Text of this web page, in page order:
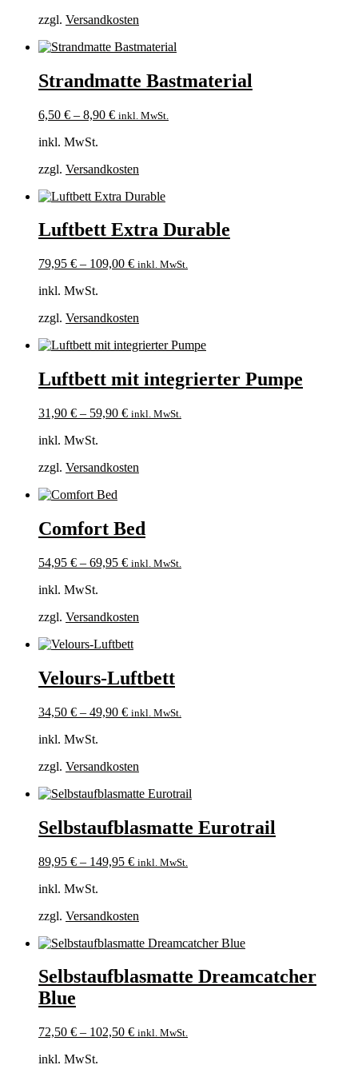
zzgl. Versandkosten
Strandmatte Bastmaterial
6,50 € – 8,90 € inkl. MwSt.
inkl. MwSt.
zzgl. Versandkosten
Luftbett Extra Durable
79,95 € – 109,00 € inkl. MwSt.
inkl. MwSt.
zzgl. Versandkosten
Luftbett mit integrierter Pumpe
31,90 € – 59,90 € inkl. MwSt.
inkl. MwSt.
zzgl. Versandkosten
Comfort Bed
54,95 € – 69,95 € inkl. MwSt.
inkl. MwSt.
zzgl. Versandkosten
Velours-Luftbett
34,50 € – 49,90 € inkl. MwSt.
inkl. MwSt.
zzgl. Versandkosten
Selbstaufblasmatte Eurotrail
89,95 € – 149,95 € inkl. MwSt.
inkl. MwSt.
zzgl. Versandkosten
Selbstaufblasmatte Dreamcatcher
Blue
72,50 € – 102,50 € inkl. MwSt.
inkl. MwSt.